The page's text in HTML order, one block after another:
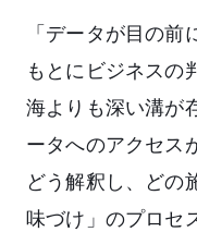
「データが目の
もとにビジネスの
海よりも深い溝が
ータへのアクセス
どう解釈し、どの
味づけ」のプロセ